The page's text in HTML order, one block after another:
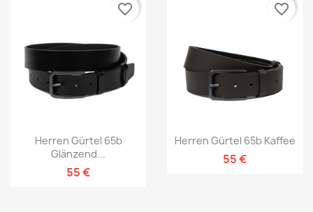
Herren Gürtel 65b
Glänzend...
55 €
favorite_border
Herren Gürtel 65b Kaffee
55 €
favorite_border